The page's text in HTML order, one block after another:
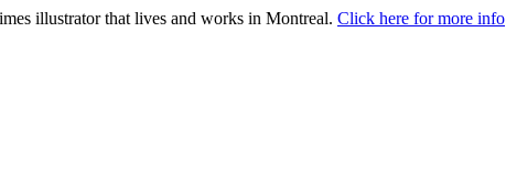
illustrator that lives and works in Montreal. Click here for more info